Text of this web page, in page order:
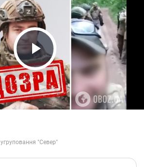
Play Video